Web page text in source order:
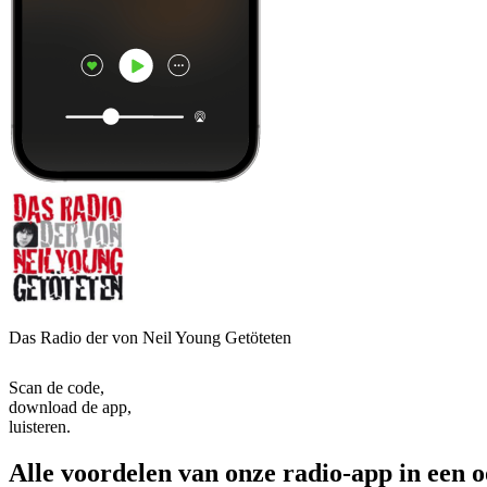
Das Radio der von Neil Young Getöteten
Scan de code,
download de app,
luisteren.
Alle voordelen van onze radio-app in een